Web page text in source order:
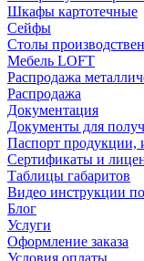
Шкафы картотечные
Сейфы
Столы
Мебель LOFT
Распродажа
Распродажа
Документация
Документы для
Паспорт продукции,
Сертификаты и
Таблицы габаритов
Видео инструкции
Блог
Услуги
Оформление заказа
Условия оплаты